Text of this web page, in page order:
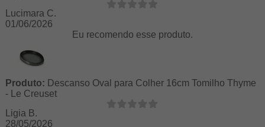
Lucimara C.
01/06/2026
Eu recomendo esse produto.
Produto: Descanso Oval para Colher 16cm Tomilho Thyme
- Le Creuset
Ligia B.
28/05/2026